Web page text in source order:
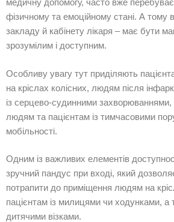
медичну допомогу, часто вже
фізичному та емоційному стані. А тому
закладу й кабінету лікаря – має бути
зрозумілим і доступним.
Особливу увагу тут приділяють
на кріслах колісних, людям після
із серцево-судинними захворюваннями,
людям та пацієнтам із тимчасовими
мобільності.
Одним із важливих елементів
зручний пандус при вході, який
потрапити до приміщення людям на
пацієнтам із милицями чи ходунками, а
дитячими візками.